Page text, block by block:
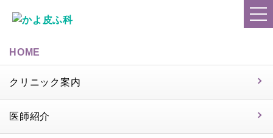
HOME
クリニック案内
医師紹介